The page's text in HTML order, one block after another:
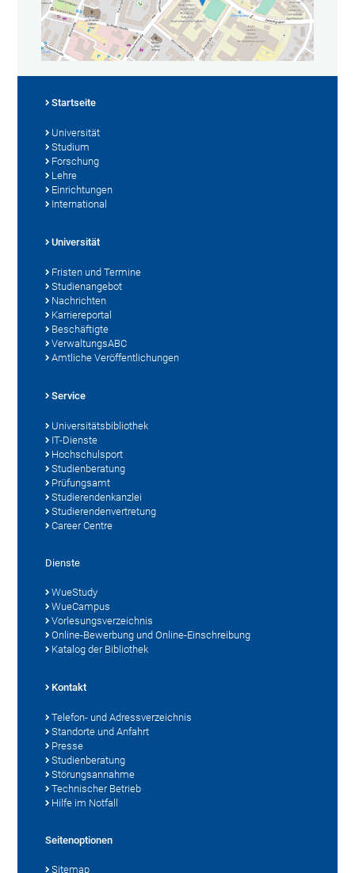
Startseite
Universität
Studium
Forschung
Lehre
Einrichtungen
International
Universität
Fristen und Termine
Studienangebot
Nachrichten
Karriereportal
Beschäftigte
VerwaltungsABC
Amtliche Veröffentlichungen
Service
Universitätsbibliothek
IT-Dienste
Hochschulsport
Studienberatung
Prüfungsamt
Studierendenkanzlei
Studierendenvertretung
Career Centre
Dienste
WueStudy
WueCampus
Vorlesungsverzeichnis
Online-Bewerbung und Online-Einschreibung
Katalog der Bibliothek
Kontakt
Telefon- und Adressverzeichnis
Standorte und Anfahrt
Presse
Studienberatung
Störungsannahme
Technischer Betrieb
Hilfe im Notfall
Seitenoptionen
Sitemap